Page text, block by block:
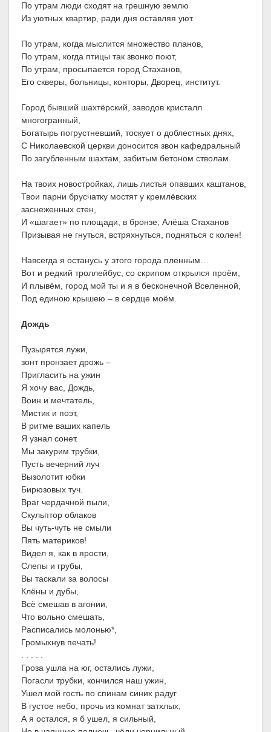
По утрам люди сходят на грешную землю
Из уютных квартир, ради дня оставляя уют.
По утрам, когда мыслится множество планов,
По утрам, когда птицы так звонко поют,
По утрам, просыпается город Стаханов,
Его скверы, больницы, конторы, Дворец, институт.
Город бывший шахтёрский, заводов кристалл
многогранный,
Богатырь погрустневший, тоскует о доблестных днях,
С Николаевской церкви доносится звон кафедральный
По загубленным шахтам, забитым бетоном стволам.
На твоих новостройках, лишь листья опавших каштанов,
Твои парни брусчатку мостят у кремлёвских
заснеженных стен,
И «шагает» по площади, в бронзе, Алёша Стаханов
Призывая не гнуться, встряхнуться, подняться с колен!
Навсегда я останусь у этого города пленным…
Вот и редкий троллейбус, со скрипом открылся проём,
И плывём, город мой ты и я в бесконечной Вселенной,
Под единою крышею – в сердце моём.
Дождь
Пузырятся лужи,
зонт пронзает дрожь –
Пригласить на ужин
Я хочу вас, Дождь,
Воин и мечтатель,
Мистик и поэт,
В ритме ваших капель
Я узнал сонет.
Мы закурим трубки,
Пусть вечерний луч
Вызолотит юбки
Бирюзовых туч.
Враг чердачной пыли,
Скульптор облаков
Вы чуть-чуть не смыли
Пять материков!
Видел я, как в ярости,
Слепы и грубы,
Вы таскали за волосы
Клёны и дубы,
Всё смешав в агонии,
Что вольно смешать,
Расписались молонью*,
Громыхнув печать!
. . . . .
Гроза ушла на юг, остались лужи,
Погасли трубки, кончился наш ужин,
Ушел мой гость по спинам синих радуг
В густое небо, прочь из комнат затхлых,
А я остался, я б ушел, я сильный,